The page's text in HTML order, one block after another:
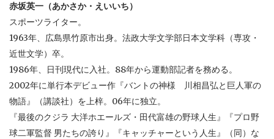
赤坂英一（あかさか・えいいち）
スポーツライター。
1963年、広島県竹原市出身。法政大学文学部日本文学科（専攻・
近世文学）卒。
1986年、日刊現代に入社。88年から運動部記者を務める。
2002年に単行本デビュー作『バントの神様 川相昌弘と巨人軍の
物語』（講談社）を上梓。06年に独立。
『最後のクジラ 大洋ホエールズ・田代富雄の野球人生』『プロ野
球二軍監督 男たちの誇り』『キャッチャーという人生』（同）な